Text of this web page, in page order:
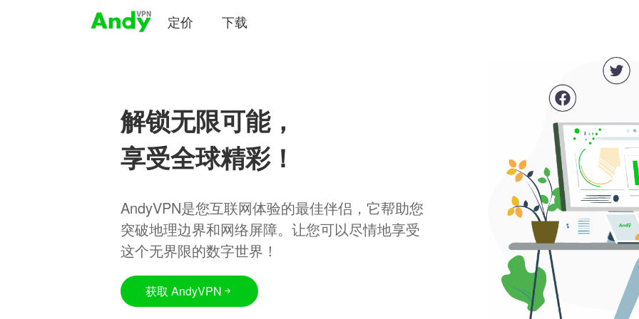
定价 下载
解锁无限可能，
享受全球精彩！
AndyVPN是您互联网体验的最佳伴侣，它帮助您
突破地理边界和网络屏障。让您可以尽情地享受
这个无界限的数字世界！
获取 AndyVPN